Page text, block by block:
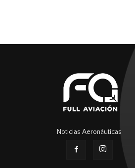
Noticias Aeronáuticas